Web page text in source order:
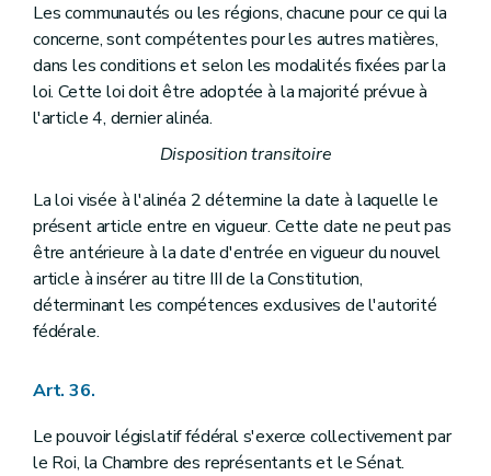
Les communautés ou les régions, chacune pour ce qui la
concerne, sont compétentes pour les autres matières,
dans les conditions et selon les modalités fixées par la
loi. Cette loi doit être adoptée à la majorité prévue à
l'article 4, dernier alinéa.
Disposition transitoire
La loi visée à l'alinéa 2 détermine la date à laquelle le
présent article entre en vigueur. Cette date ne peut pas
être antérieure à la date d'entrée en vigueur du nouvel
article à insérer au titre III de la Constitution,
déterminant les compétences exclusives de l'autorité
fédérale.
Art. 36.
Le pouvoir législatif fédéral s'exerce collectivement par
le Roi, la Chambre des représentants et le Sénat.